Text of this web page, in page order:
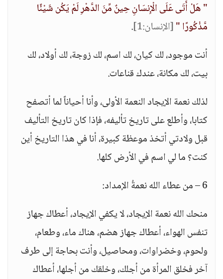
" هَلْ أَتَى عَلَى الْإِنسَانِ حِينٌ مِّنَ الدَّهْرِ لَمْ يَكُن شَيْئًا
مَّذْكُورًا "[الإنسان:1] .
أنت موجود، لك كيان، لك اسم، لك زوجة، لك أولاد، لك
بيت، لك مكانة، عندك قناعات.
لذلك نعمة الإيجاد النعمة الأولى، وأنا أحياناً لما أتصفح
كتابا، وأطلع على تاريخ تأليفه، فإذا كان تاريخ التأليف
قبل ولادتي أتخذ موعظة كبيرة، أنا في هذا التاريخ أين
كنت؟ ما لي اسم في الأرض كلها.
6 – من عطاء الله نعمةُ الإمداد:
منحك الله نعمة الإيجاد، لا يكفي الإيجاد، أعطاك جهاز
تنفس الهواء، أعطاك جهاز هضم، هناك ماء، وطعام،
ولحوم، وخضراوات، ومحاصيل، وأنت بحاجة إلى طرف
آخر فخلق المرأة من أجلك، وخلقك من أجلها، أعطاك